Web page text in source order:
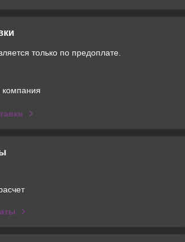
только по предоплате.
компания